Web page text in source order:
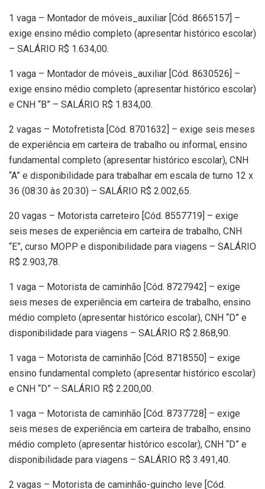
1 vaga – Montador de móveis_auxiliar [Cód. 8665157] –
exige ensino médio completo (apresentar histórico escolar)
– SALÁRIO R$ 1.634,00.
1 vaga – Montador de móveis_auxiliar [Cód. 8630526] –
exige ensino médio completo (apresentar histórico escolar)
e CNH “B” – SALÁRIO R$ 1.834,00.
2 vagas – Motofretista [Cód. 8701632] – exige seis meses
de experiência em carteira de trabalho ou informal, ensino
fundamental completo (apresentar histórico escolar), CNH
“A” e disponibilidade para trabalhar em escala de turno 12 x
36 (08:30 às 20:30) – SALÁRIO R$ 2.002,65.
20 vagas – Motorista carreteiro [Cód. 8557719] – exige
seis meses de experiência em carteira de trabalho, CNH
“E”, curso MOPP e disponibilidade para viagens – SALÁRIO
R$ 2.903,78.
1 vaga – Motorista de caminhão [Cód. 8727942] – exige
seis meses de experiência em carteira de trabalho, ensino
médio completo (apresentar histórico escolar), CNH “D” e
disponibilidade para viagens – SALÁRIO R$ 2.868,90.
1 vaga – Motorista de caminhão [Cód. 8718550] – exige
ensino fundamental completo (apresentar histórico escolar)
e CNH “D” – SALÁRIO R$ 2.200,00.
1 vaga – Motorista de caminhão [Cód. 8737728] – exige
seis meses de experiência em carteira de trabalho, ensino
médio completo (apresentar histórico escolar), CNH “D” e
disponibilidade para viagens – SALÁRIO R$ 3.491,40.
2 vagas – Motorista de caminhão-guincho leve [Cód.